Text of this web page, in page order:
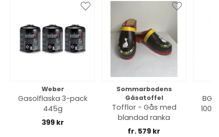
Weber
Gasolflaska 3-pack
445g
399 kr
Sommarbodens
Gåsatoffel
Tofflor - Gås med
blandad ranka
fr. 579 kr